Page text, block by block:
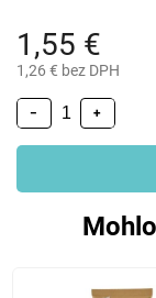
1,55 €
1,26 € bez DPH
+
−